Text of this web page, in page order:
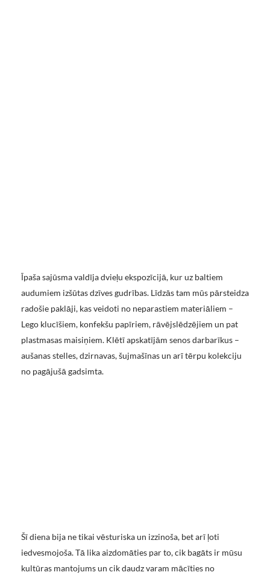
Īpaša sajūsma valdīja dvieļu ekspozīcijā, kur uz baltiem
audumiem izšūtas dzīves gudrības. Līdzās tam mūs pārsteidza
radošie paklāji, kas veidoti no neparastiem materiāliem –
Lego klucīšiem, konfekšu papīriem, rāvējslēdzējiem un pat
plastmasas maisiņiem. Klētī apskatījām senos darbarīkus –
aušanas stelles, dzirnavas, šujmašīnas un arī tērpu kolekciju
no pagājušā gadsimta.
Šī diena bija ne tikai vēsturiska un izzinoša, bet arī ļoti
iedvesmojoša. Tā lika aizdomāties par to, cik bagāts ir mūsu
kultūras mantojums un cik daudz varam mācīties no